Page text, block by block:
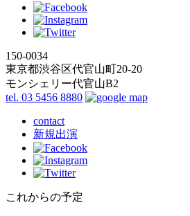
150-0034
東京都渋谷区代官山町20-20
モンシェリー代官山B2
tel. 03 5456 8880
contact
新規出演
これからの予定